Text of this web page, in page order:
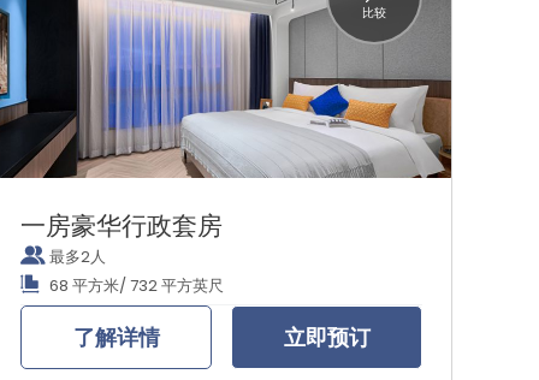
比较
一房豪华行政套房
最多2人
68 平方米/ 732 平方英尺
了解详情 立即预订